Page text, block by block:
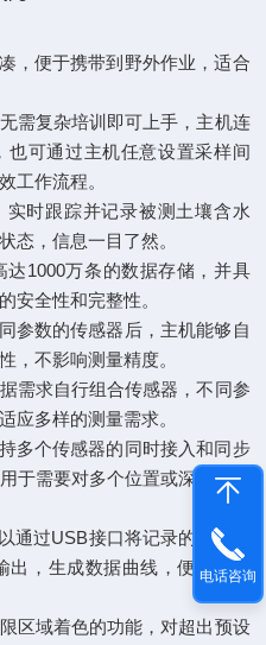
便于携带到野外作业，适合
复杂培训即可上手，主机连
也可通过主机任意设置采样间
工作流程。
时跟踪并记录被测土壤含水
态，信息一目了然。
1000万条的数据存储，并具
安全性和完整性。
数的传感器后，主机能够自
，不影响测量精度。
求自行组合传感器，不同参
应多样的测量需求。
个传感器的同时接入和同步
于需要对多个位置或深度进行
过USB接口将记录的数据导
出，生成数据曲线，便于进一
域着色的功能，对超出预设
电话咨询